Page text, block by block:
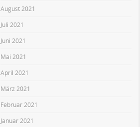
August 2021
Juli 2021
Juni 2021
Mai 2021
April 2021
März 2021
Februar 2021
Januar 2021